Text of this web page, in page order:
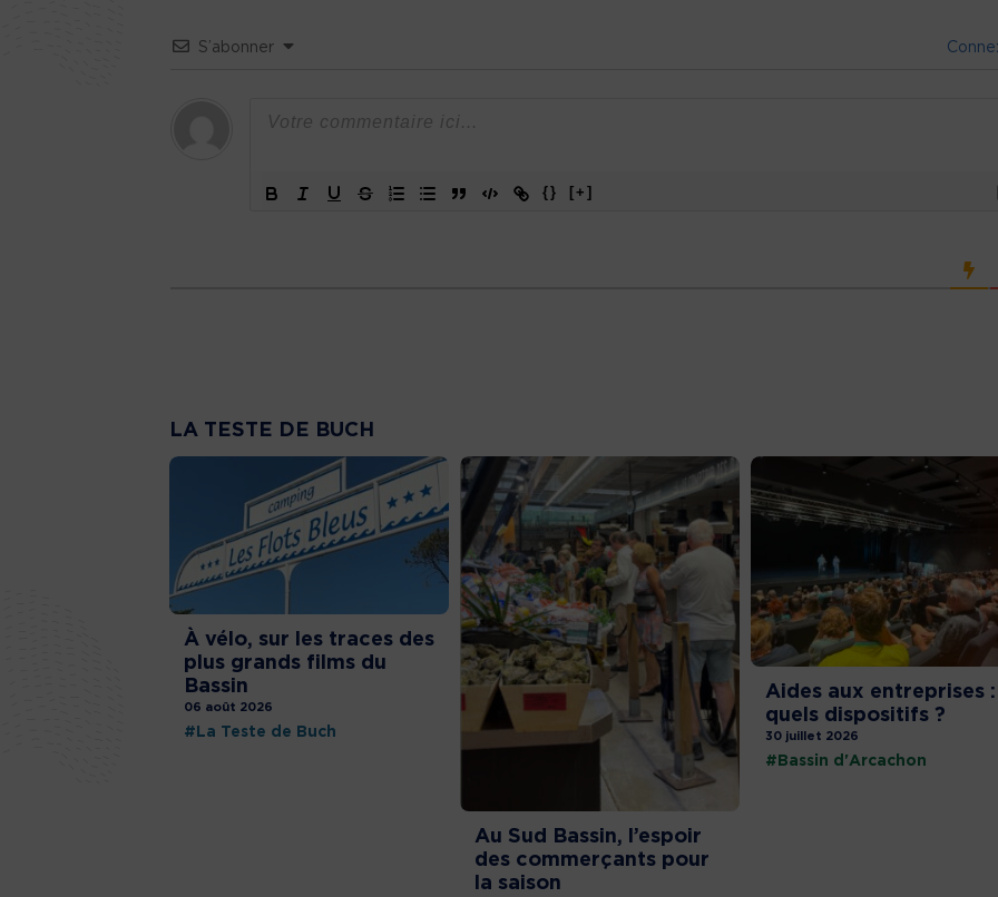
S’abonner
{} [+]
LA TESTE DE BUCH
À vélo, sur les traces des
plus grands films du
Bassin
06 août 2026
#La Teste de Buch
Au Sud Bassin, l’espoir
des commerçants pour
la saison
Aides aux entreprises :
quels dispositifs ?
30 juillet 2026
#Bassin d'Arcachon